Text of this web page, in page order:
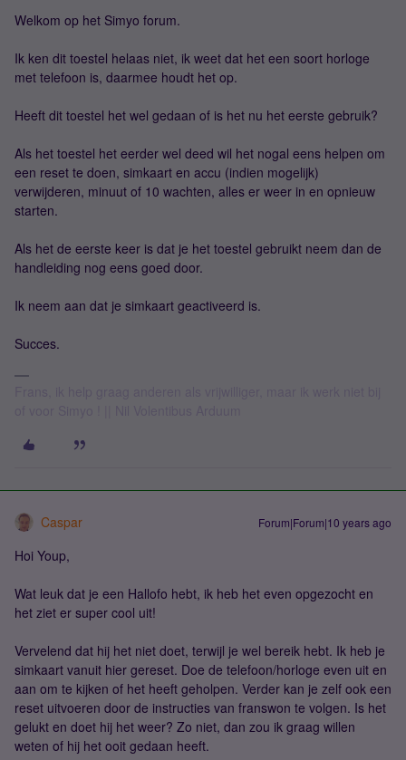
Welkom op het Simyo forum.
Ik ken dit toestel helaas niet, ik weet dat het een soort horloge
met telefoon is, daarmee houdt het op.
Heeft dit toestel het wel gedaan of is het nu het eerste gebruik?
Als het toestel het eerder wel deed wil het nogal eens helpen om
een reset te doen, simkaart en accu (indien mogelijk)
verwijderen, minuut of 10 wachten, alles er weer in en opnieuw
starten.
Als het de eerste keer is dat je het toestel gebruikt neem dan de
handleiding nog eens goed door.
Ik neem aan dat je simkaart geactiveerd is.
Succes.
Caspar Forum|Forum|10 years ago
Hoi Youp,
Wat leuk dat je een Hallofo hebt, ik heb het even opgezocht en
het ziet er super cool uit!
Vervelend dat hij het niet doet, terwijl je wel bereik hebt. Ik heb je
simkaart vanuit hier gereset. Doe de telefoon/horloge even uit en
aan om te kijken of het heeft geholpen. Verder kan je zelf ook een
reset uitvoeren door de instructies van franswon te volgen. Is het
gelukt en doet hij het weer? Zo niet, dan zou ik graag willen
weten of hij het ooit gedaan heeft.